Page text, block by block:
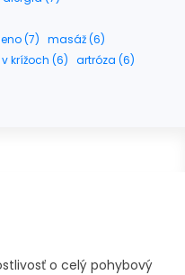
(7) masáž (6)
krížoch (6) artróza (6)
o celý pohybový